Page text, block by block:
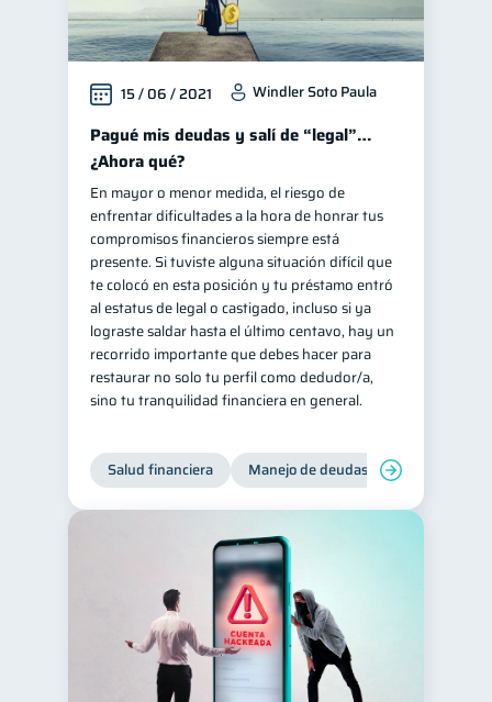
15 / 06 / 2021 Windler Soto Paula
Pagué mis deudas y salí de “legal”…
¿Ahora qué?
En mayor o menor medida, el riesgo de
enfrentar dificultades a la hora de honrar tus
compromisos financieros siempre está
presente. Si tuviste alguna situación difícil que
te colocó en esta posición y tu préstamo entró
al estatus de legal o castigado, incluso si ya
lograste saldar hasta el último centavo, hay un
recorrido importante que debes hacer para
restaurar no solo tu perfil como dedudor/a,
sino tu tranquilidad financiera en general.
Salud financiera Manejo de deudas